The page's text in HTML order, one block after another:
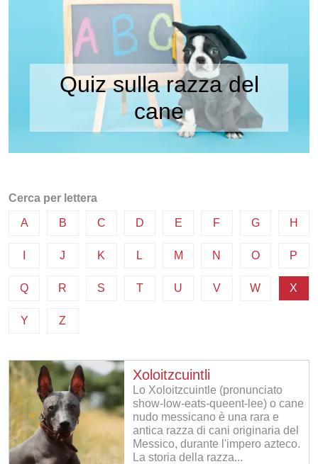
Quiz sulla razza del
cane
Cerca per lettera
A B C D E F G H
J K L M N O P
Q R S T U V W X
Y Z
Xoloitzcuintli
Lo Xoloitzcuintle (pronunciato
show-low-eats-queent-lee) o cane
nudo messicano è una rara e
antica razza di cani originaria del
Messico, durante l'impero azteco.
La storia della razza...